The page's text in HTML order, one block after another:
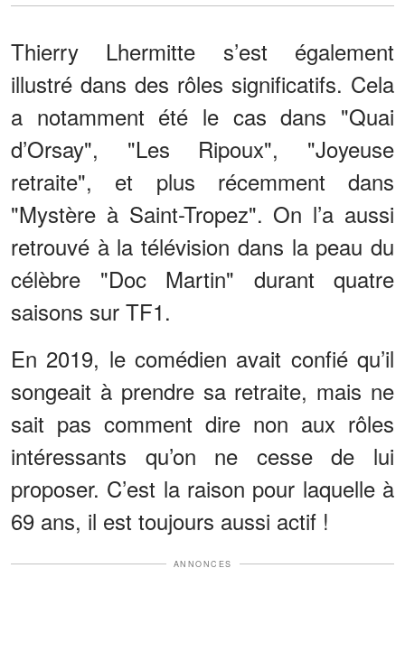
Thierry Lhermitte s’est également
illustré dans des rôles significatifs. Cela
a notamment été le cas dans "Quai
d’Orsay", "Les Ripoux", "Joyeuse
retraite", et plus récemment dans
"Mystère à Saint-Tropez". On l’a aussi
retrouvé à la télévision dans la peau du
célèbre "Doc Martin" durant quatre
saisons sur TF1.
En 2019, le comédien avait confié qu’il
songeait à prendre sa retraite, mais ne
sait pas comment dire non aux rôles
intéressants qu’on ne cesse de lui
proposer. C’est la raison pour laquelle à
69 ans, il est toujours aussi actif !
ANNONCES